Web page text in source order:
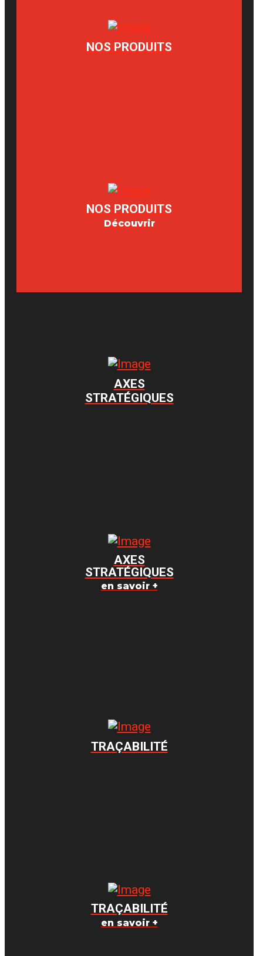
NOS PRODUITS
NOS PRODUITS
Découvrir
AXES
STRATÉGIQUES
AXES
STRATÉGIQUES
en savoir +
TRAÇABILITÉ
TRAÇABILITÉ
en savoir +